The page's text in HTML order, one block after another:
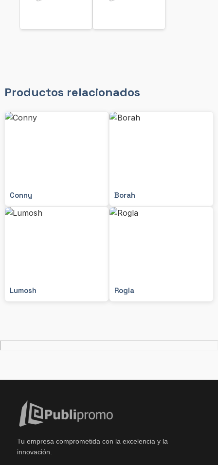
Productos relacionados
Conny Borah
Lumosh Rogla
Tu empresa comprometida con la excelencia y la
innovación.